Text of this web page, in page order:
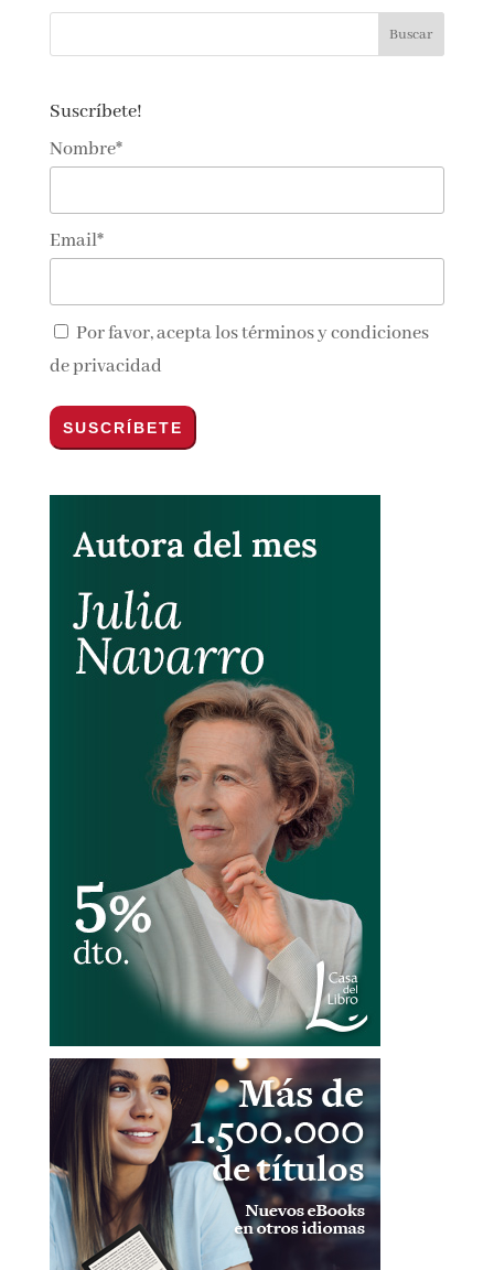
Suscríbete!
Nombre*
Email*
Por favor, acepta lostérminos y condiciones
de privacidad